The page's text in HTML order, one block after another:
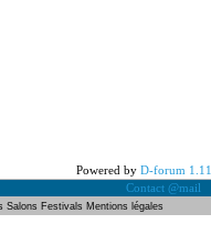
Powered by D-forum 1.11
Contact @mail
Salons Festivals Mentions légales